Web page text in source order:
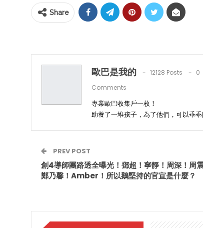
Share
歐巴是我的 12128 Posts
0
Comments
專業歐巴收集戶一枚！
助養了一堆孩子，為了他們，可以乖乖
PREV POST
創4導師團路透全曝光！鄧超！寧靜！周深！周
鄭乃馨！Amber！所以鵝堅持的官宣是什麼？